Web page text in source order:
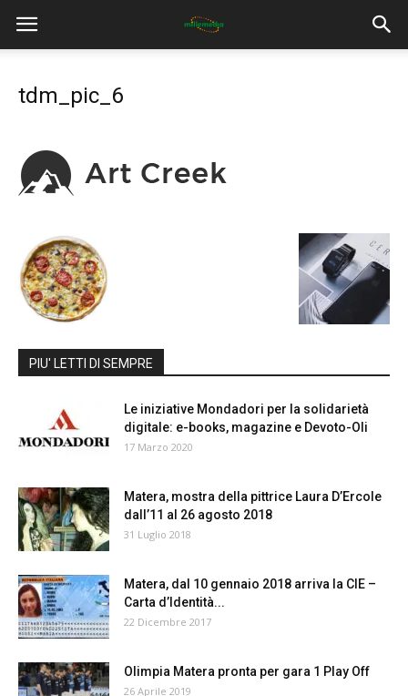
tdm_pic_6
PIU' LETTI DI SEMPRE
Le iniziative Mondadori per la solidarietà
digitale: e-books, magazine e Devoto-Oli
17 Marzo 2020
Matera, mostra della pittrice Laura D’Ercole
dall’11 al 26 agosto 2018
31 Luglio 2018
Matera, dal 10 gennaio 2018 arriva la CIE –
Carta d’Identità...
22 Dicembre 2017
Olimpia Matera pronta per gara 1 Play Off
26 Aprile 2019